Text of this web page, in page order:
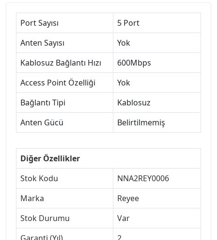
Port Sayısı
5 Port
Anten Sayısı
Yok
Kablosuz Bağlantı Hızı
600Mbps
Access Point Özelliği
Yok
Bağlantı Tipi
Kablosuz
Anten Gücü
Belirtilmemiş
Diğer Özellikler
Stok Kodu
NNA2REY0006
Marka
Reyee
Stok Durumu
Var